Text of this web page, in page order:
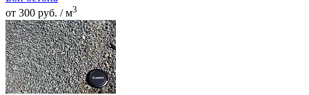
от 300 руб. / м3